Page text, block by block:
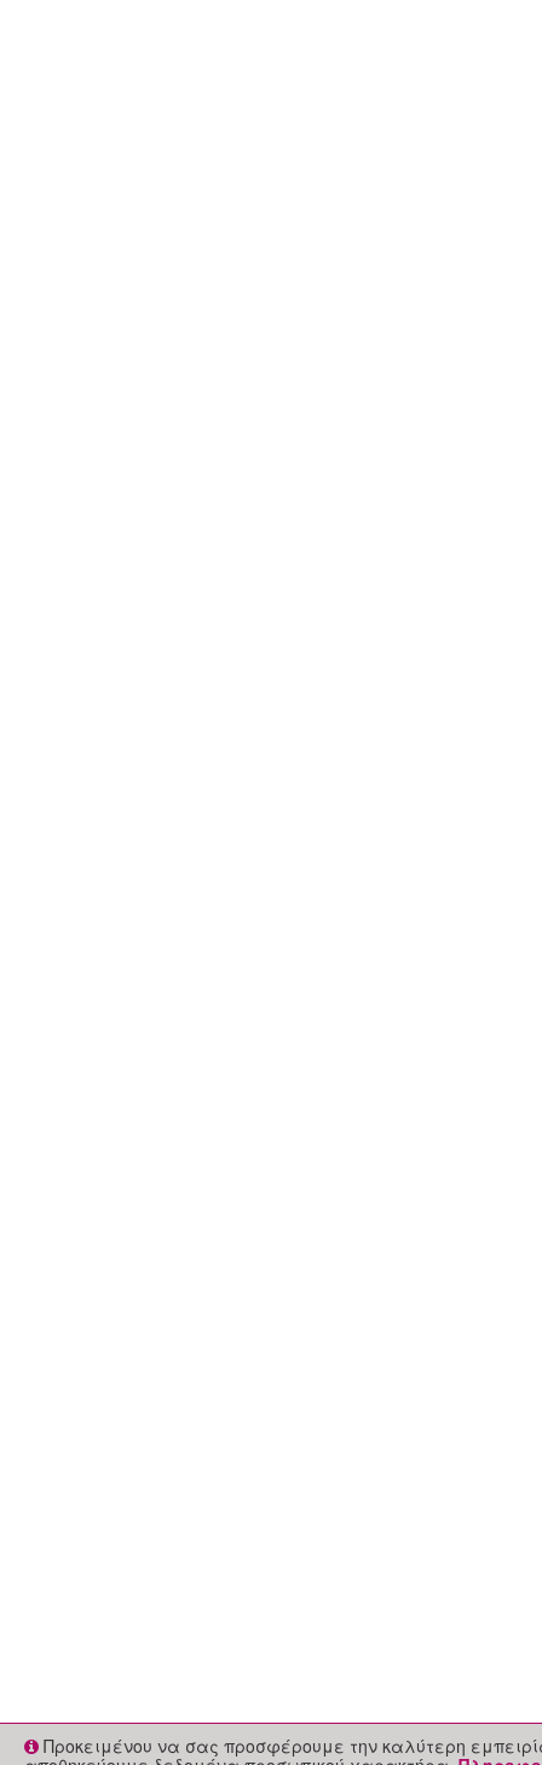
Προκειμένου να σας προσφέρουμε την καλύτερη